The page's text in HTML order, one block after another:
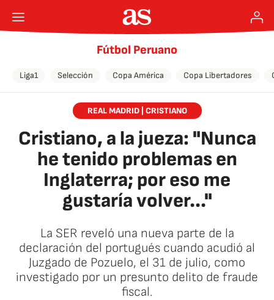
Fútbol Peruano
Liga1 Selección Copa América Copa Libertadores
REAL MADRID | CRISTIANO
Cristiano, a la jueza: "Nunca
he tenido problemas en
Inglaterra; por eso me
gustaría volver..."
La SER reveló una nueva parte de la
declaración del portugués cuando acudió al
Juzgado de Pozuelo, el 31 de julio, como
investigado por un presunto delito de fraude
fiscal.